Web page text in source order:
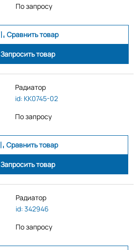
По запросу
Сравнить товар
Запросить товар
Радиатор
id: KK0745-02
По запросу
Сравнить товар
Запросить товар
Радиатор
id: 342946
По запросу